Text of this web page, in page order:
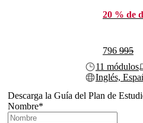
20 % de
796 995
11 módulos
Inglés,
Descarga la Guía del Plan de
Nombre*